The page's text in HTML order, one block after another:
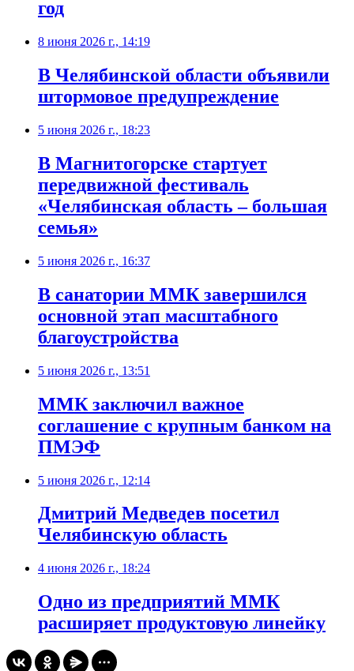
год
8 июня 2026 г., 14:19
В Челябинской области объявили
штормовое предупреждение
5 июня 2026 г., 18:23
В Магнитогорске стартует
передвижной фестиваль
«Челябинская область – большая
семья»
5 июня 2026 г., 16:37
В санатории ММК завершился
основной этап масштабного
благоустройства
5 июня 2026 г., 13:51
ММК заключил важное
соглашение с крупным банком на
ПМЭФ
5 июня 2026 г., 12:14
Дмитрий Медведев посетил
Челябинскую область
4 июня 2026 г., 18:24
Одно из предприятий ММК
расширяет продуктовую линейку